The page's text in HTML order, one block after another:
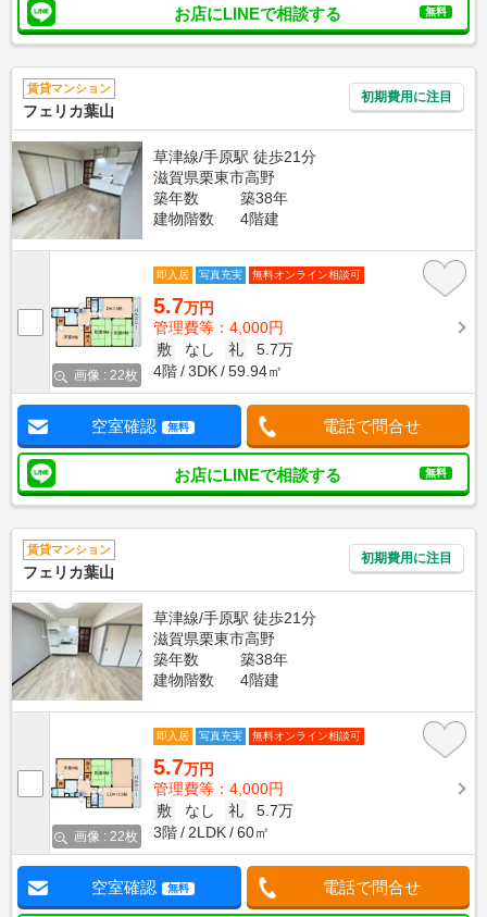
お店にLINEで相談する 無料
賃貸マンション
フェリカ葉山
初期費用に注目
草津線/手原駅 徒歩21分
滋賀県栗東市高野
築年数
築38年
建物階数
4階建
画像 : 22枚
即入居 写真充実 無料オンライン相談可
5.7万円
管理費等：4,000円
敷
なし 礼
5.7万
4階
3DK 59.94㎡
空室確認 無料 電話で問合せ
お店にLINEで相談する 無料
賃貸マンション
フェリカ葉山
初期費用に注目
草津線/手原駅 徒歩21分
滋賀県栗東市高野
築年数
築38年
建物階数
4階建
画像 : 22枚
即入居 写真充実 無料オンライン相談可
5.7万円
管理費等：4,000円
敷
なし 礼
5.7万
3階
2LDK 60㎡
空室確認 無料 電話で問合せ